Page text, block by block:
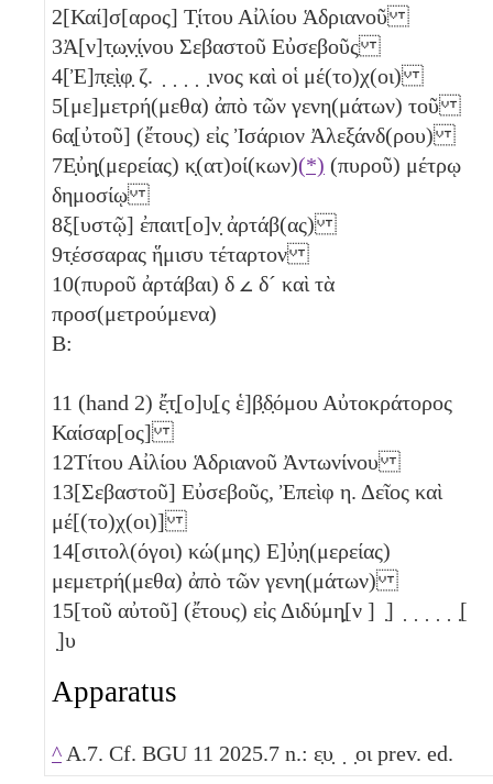
2[Καί]σ[αρος] Τ̣ίτου Αἰλίου Ἁδριανοῦ
3Ἀ[ν]τ̣ω̣ν̣ί̣νου Σεβαστοῦ Εὐσεβοῦς
4[Ἐ]π̣ε̣ὶ̣φ̣ ζ. ̣ ̣ ̣ ̣ ̣ινος καὶ οἱ μέ(το)χ(οι)
5[με]μετρή(μεθα) ἀπὸ τῶν γενη(μάτων) τοῦ
6α̣[ὐτοῦ] (ἔτους) εἰς Ἰσάριον Ἀλεξάνδ(ρου)
7Ε̣ὐη̣(μερείας) κ̣(ατ)οί(κων)(*) (πυροῦ) μέτρῳ
δημοσίῳ
8ξ[υστῷ] ἐπαιτ[ο]ν̣ ἀρτάβ(ας)
9τ̣έσσαρας ἥμισυ τέταρτον
10(πυροῦ ἀρτάβαι) δ 𐅵 δ´ καὶ τὰ
προσ(μετρούμενα)
B:
11 (hand 2) ἔ̣τ̣[ο]υ̣[ς ἑ]β̣δ̣όμου Αὐτοκράτορος
Καίσαρ[ος]
12Τίτου Αἰλίου Ἁδριανοῦ Ἀντωνίνου
13[Σεβαστοῦ] Εὐσεβοῦς, Ἐπεὶφ η. Δεῖος καὶ
μέ[(το)χ(οι)]
14[σιτολ(όγοι) κώ(μης) Ε]ὐ̣η(μερείας)
μεμετρή(μεθα) ἀπὸ τῶν γενη(μάτων)
15[τοῦ αὐτοῦ] (ἔτους) εἰς Διδύμη̣[ν ] ̣] ̣ ̣ ̣ ̣ ̣ ̣[
̣]υ
Apparatus
^ A.7. Cf. BGU 11 2025.7 n.: ε̣υ̣ ̣ ̣οι prev. ed.